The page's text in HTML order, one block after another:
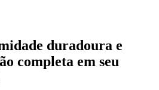
duradoura e
completa em seu